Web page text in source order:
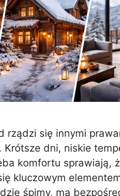
rządzi się innymi
Krótsze dni, niskie
komfortu sprawiają,
kluczowym
śpimy, ma